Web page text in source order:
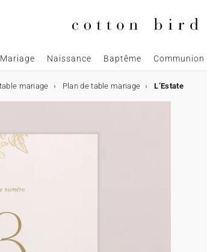
Mariage Naissance Baptême Communion
mariage Plan de table mariage L’Estate